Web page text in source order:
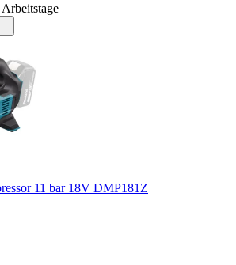
11 bar 18V DMP181Z